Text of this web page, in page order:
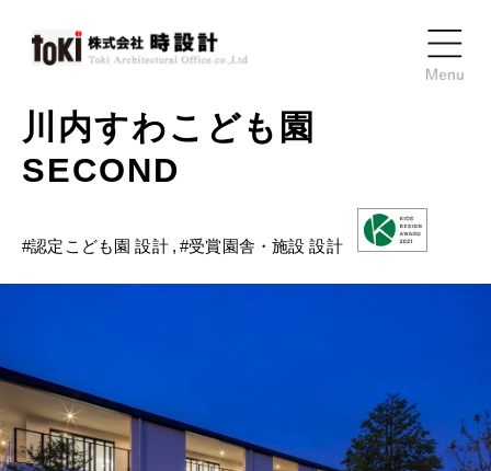
川内すわこども園
SECOND
#認定こども園 設計 #受賞園舎・施設 設計